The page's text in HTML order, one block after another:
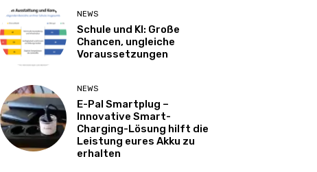
NEWS
Schule und KI: Große
Chancen, ungleiche
Voraussetzungen
NEWS
E-Pal Smartplug –
Innovative Smart-
Charging-Lösung hilft die
Leistung eures Akku zu
erhalten